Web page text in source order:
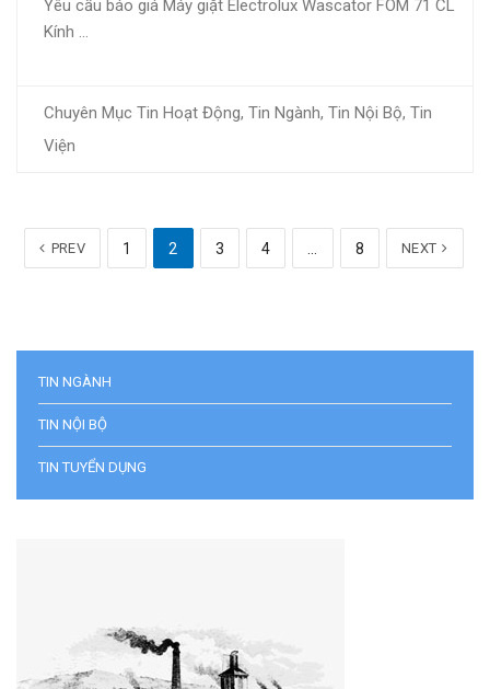
Yêu cầu báo giá Máy giặt Electrolux Wascator FOM 71 CL
Kính …
Chuyên Mục Tin Hoạt Động, Tin Ngành, Tin Nội Bộ, Tin
Viện
PREV 1 2 3 4 8 NEXT
TIN NGÀNH
TIN NỘI BỘ
TIN TUYỂN DỤNG